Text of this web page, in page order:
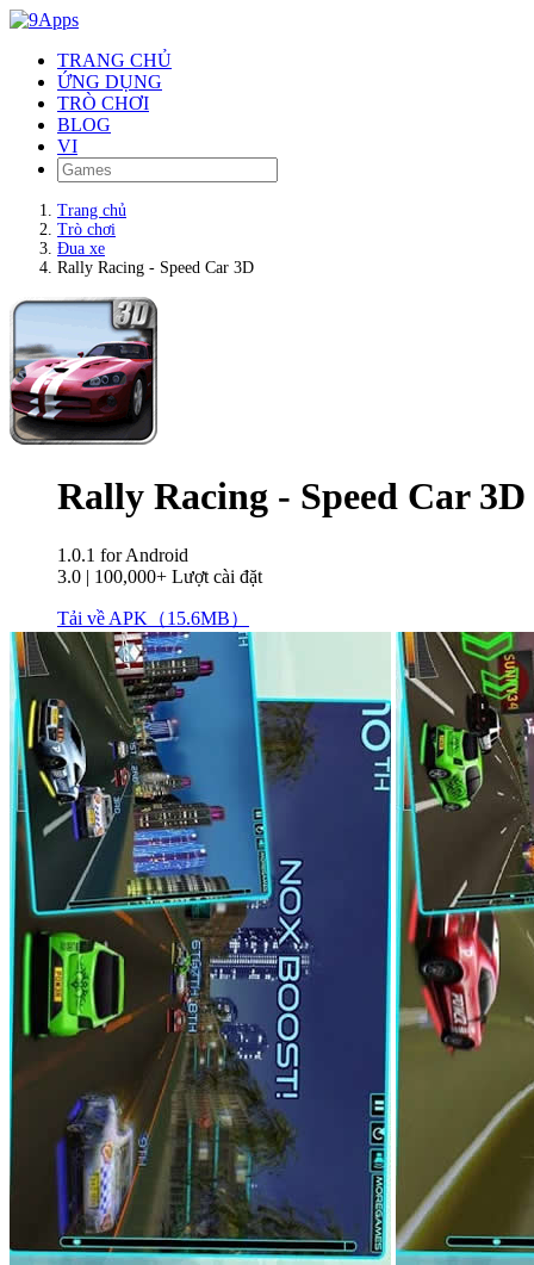
TRANG CHỦ
ỨNG DỤNG
TRÒ CHƠI
BLOG
VI
Trang chủ
Trò chơi
Đua xe
Rally Racing - Speed Car 3D
Rally Racing - Speed Car 3D
1.0.1 for Android
3.0 | 100,000+ Lượt cài đặt
Tải về APK（15.6MB）